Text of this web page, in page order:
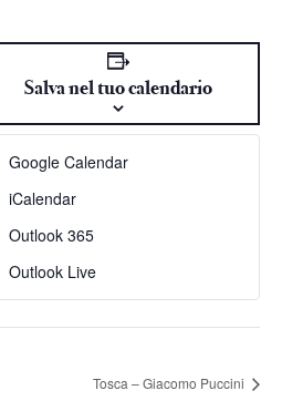
Salva nel tuo calendario
Google Calendar
iCalendar
Outlook 365
Outlook Live
Tosca – Giacomo Puccini